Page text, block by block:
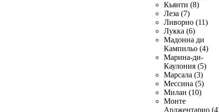
Кьянти (8)
Леза (7)
Ливорно (11)
Лукка (6)
Мадонна ди
Кампильо (4)
Марина-ди-
Каулония (5)
Марсала (3)
Мессина (5)
Милан (10)
Монте
Арджентарио